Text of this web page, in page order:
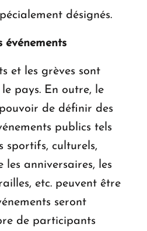
désignés.
événements
et les grèves sont
pays. En outre, le
de définir des
publics tels
sportifs, culturels,
les anniversaires, les
etc. peuvent être
seront
de participants